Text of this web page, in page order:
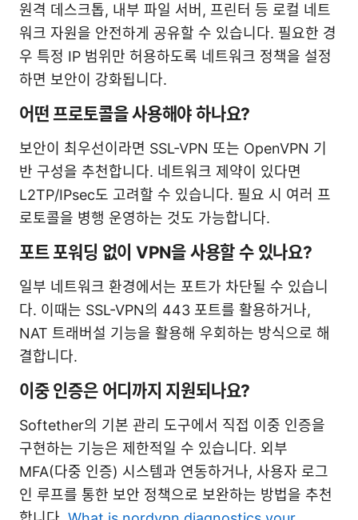
원격 데스크톱, 내부 파일 서버, 프린터 등 로컬 네트
워크 자원을 안전하게 공유할 수 있습니다. 필요한 경
우 특정 IP 범위만 허용하도록 네트워크 정책을 설정
하면 보안이 강화됩니다.
어떤 프로토콜을 사용해야 하나요?
보안이 최우선이라면 SSL-VPN 또는 OpenVPN 기
반 구성을 추천합니다. 네트워크 제약이 있다면
L2TP/IPsec도 고려할 수 있습니다. 필요 시 여러 프
로토콜을 병행 운영하는 것도 가능합니다.
포트 포워딩 없이 VPN을 사용할 수 있나요?
일부 네트워크 환경에서는 포트가 차단될 수 있습니
다. 이때는 SSL-VPN의 443 포트를 활용하거나,
NAT 트래버설 기능을 활용해 우회하는 방식으로 해
결합니다.
이중 인증은 어디까지 지원되나요?
Softether의 기본 관리 도구에서 직접 이중 인증을
구현하는 기능은 제한적일 수 있습니다. 외부
MFA(다중 인증) 시스템과 연동하거나, 사용자 로그
인 루프를 통한 보안 정책으로 보완하는 방법을 추천